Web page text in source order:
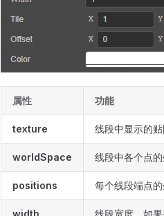
属性 功能
texture 线段中显示的贴
worldSpace 线段中各个点
positions 每个线段端点的
width 线段宽度，如